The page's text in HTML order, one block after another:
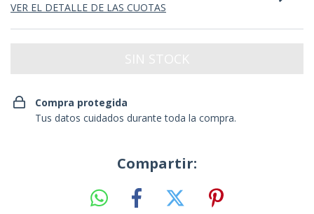
VER EL DETALLE DE LAS CUOTAS
Compra protegida
Tus datos cuidados durante toda la compra.
Compartir: